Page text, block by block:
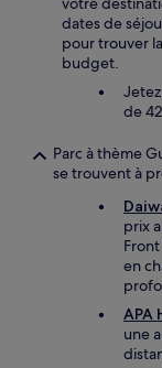
dates de
pour trouver
budget.
de
Parc à thème
se trouvent à
prix
en
APA
une